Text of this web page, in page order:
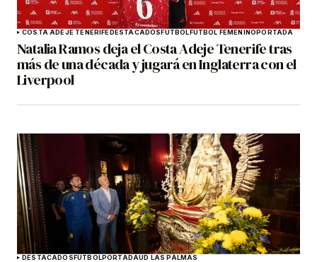
COSTA ADEJE TENERIFEDESTACADOSFÚTBOLFÚTBOL FEMENINOPORTADA
Natalia Ramos deja el Costa Adeje Tenerife tras
más de una década y jugará en Inglaterra con el
Liverpool
DESTACADOSFÚTBOLPORTADAUD LAS PALMAS